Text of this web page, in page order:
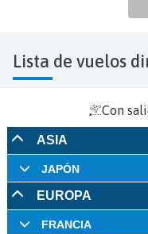
Lista de vuelos
Con